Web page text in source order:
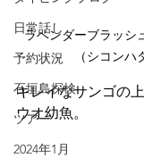
日常話し
予約状況
石垣島探検
ツアー
2024年1月
ラベンダーブラッシ
（シコンハ
キレイなサンゴの
ウオ幼魚。